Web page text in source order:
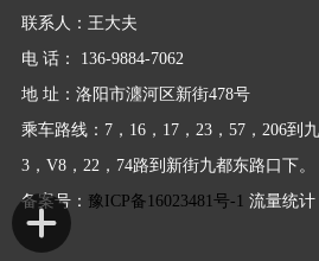
联系人：王大夫
电 话： 136-9884-7062
地 址：洛阳市瀍河区新街478号
乘车路线：7，16，17，23，57，206到
3，V8，22，74路到新街九都东路口下。
备案号： 豫ICP备16023481号-1 流量统计